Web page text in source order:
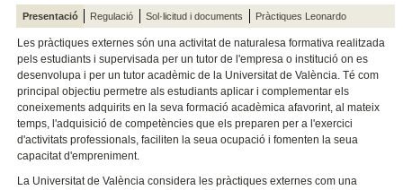
Presentació Regulació Sol·licitud i documents Pràctiques Leonardo
Les pràctiques externes són una activitat de naturalesa formativa realitzada
pels estudiants i supervisada per un tutor de l'empresa o institució on es
desenvolupa i per un tutor acadèmic de la Universitat de València. Té com
principal objectiu permetre als estudiants aplicar i complementar els
coneixements adquirits en la seva formació acadèmica afavorint, al mateix
temps, l'adquisició de competències que els preparen per a l'exercici
d'activitats professionals, faciliten la seua ocupació i fomenten la seua
capacitat d'empreniment.
La Universitat de València considera les pràctiques externes com una